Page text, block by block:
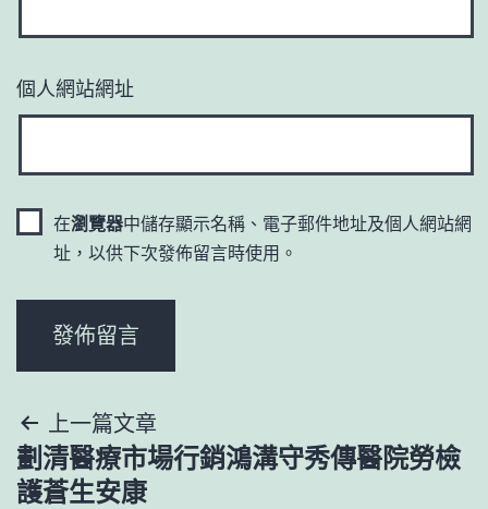
個人網站網址
在瀏覽器中儲存顯示名稱、電子郵件地址及個人網站網
址，以供下次發佈留言時使用。
文
章
上一篇文章
劃清醫療市場行銷鴻溝守秀傳醫院勞檢
護蒼生安康